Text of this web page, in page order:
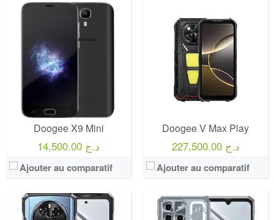
Doogee X9 Mini
14,500.00 د.ج
Ajouter au comparatif
Doogee V Max Play
227,500.00 د.ج
Ajouter au comparatif